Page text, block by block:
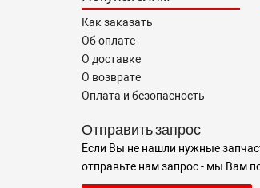
Как заказать
Об оплате
О доставке
О возврате
Оплата и безопасность
Отправить запрос
Если Вы не нашли нужные
отправьте нам запрос - мы Вам